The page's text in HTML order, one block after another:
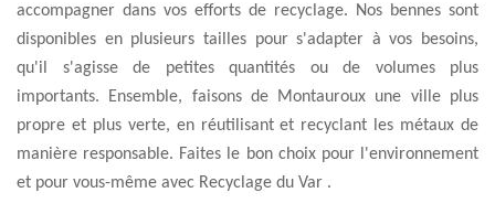
accompagner dans vos efforts de recyclage. Nos bennes sont
disponibles en plusieurs tailles pour s'adapter à vos besoins,
qu'il s'agisse de petites quantités ou de volumes plus
importants. Ensemble, faisons de Montauroux une ville plus
propre et plus verte, en réutilisant et recyclant les métaux de
manière responsable. Faites le bon choix pour l'environnement
et pour vous-même avec Recyclage du Var .